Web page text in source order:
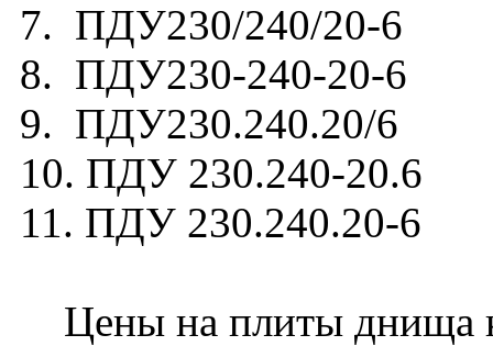
7. ПДУ230/240/20-6
8. ПДУ230-240-20-6
9. ПДУ230.240.20/6
10. ПДУ 230.240-20.6
11. ПДУ 230.240.20-6
Цены на плиты днища